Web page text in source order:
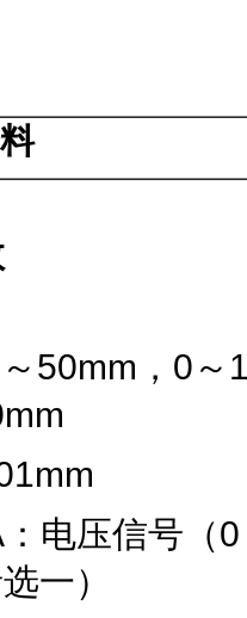
～ 50mm ， 0 ～
：电压信号（0
一）